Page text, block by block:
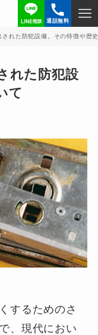
通話無料
れた防犯設備。その特徴や歴
れた防犯設
て
するためのさ
、現代におい